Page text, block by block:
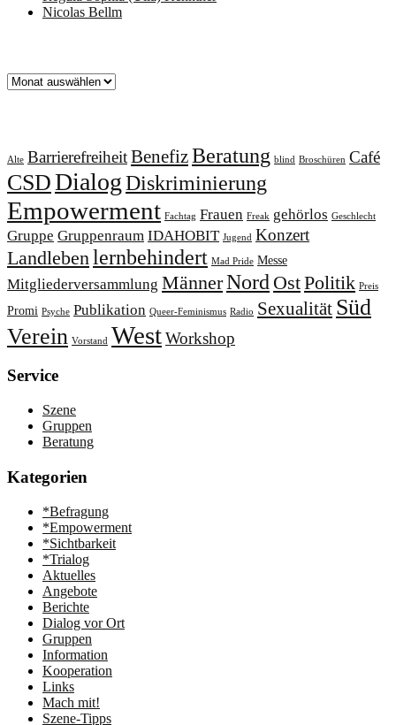
Nicolas Bellm
Archiv
Alte BarrierefreiheitBenefizBeratung blind Broschüren Café
CSDDialogDiskriminierung
Empowerment Fachtag Frauen Freak gehörlos Geschlecht
Gruppe Gruppenraum IDAHOBIT Jugend Konzert
Landleben lernbehindert Mad Pride Messe
Mitgliederversammlung MännerNord OstPolitik Preis
Promi Psyche Publikation Queer-Feminismus Radio Sexualität Süd
Verein Vorstand WestWorkshop
Service
Szene
Gruppen
Beratung
Kategorien
*Befragung
*Empowerment
*Sichtbarkeit
*Trialog
Aktuelles
Angebote
Berichte
Dialog vor Ort
Gruppen
Information
Kooperation
Links
Mach mit!
Szene-Tipps